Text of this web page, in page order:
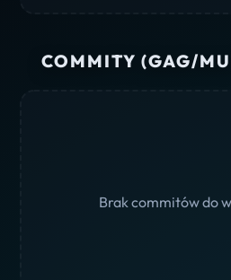
COMMITY (GAG/
Brak commitów do